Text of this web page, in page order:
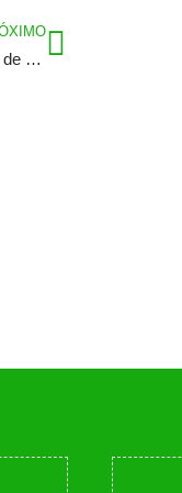
Obtención del certificado y obligación de exhibir la etiqueta de eficiencia energética